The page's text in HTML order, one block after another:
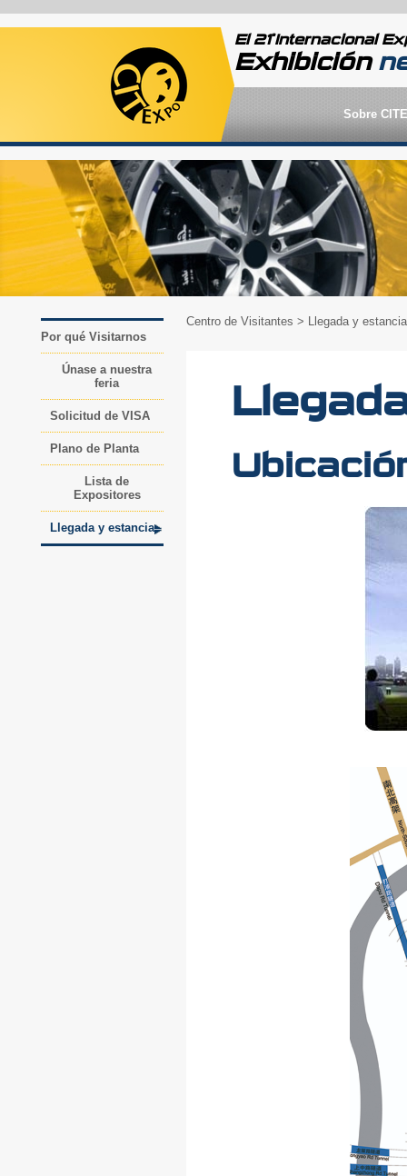
El 21ªInternacional
Exhibición
Sobre
Por qué Visitarnos
Únase a nuestra
feria
Solicitud de VISA
Plano de Planta
Lista de
Expositores
Llegada y estancia
Centro de Visitantes > Llegada y estancia